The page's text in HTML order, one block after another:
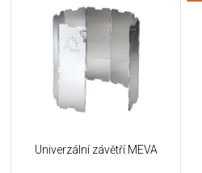
Univerzální závětří MEVA